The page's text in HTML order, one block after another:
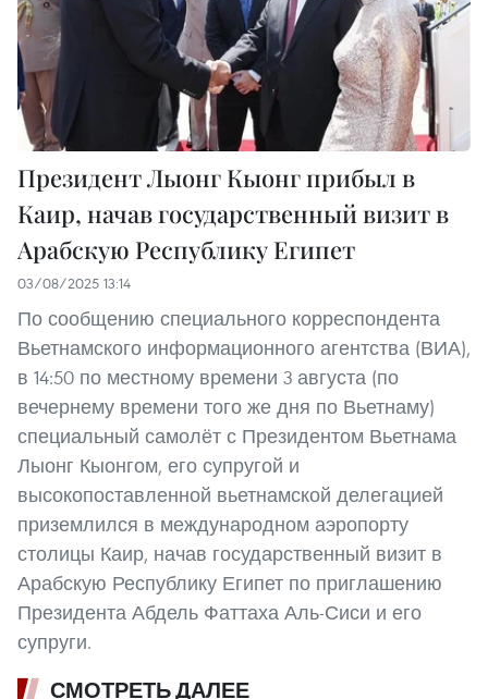
Президент Лыонг Кыонг прибыл в
Каир, начав государственный визит в
Арабскую Республику Египет
03/08/2025 13:14
По сообщению специального корреспондента
Вьетнамского информационного агентства (ВИА),
в 14:50 по местному времени 3 августа (по
вечернему времени того же дня по Вьетнаму)
специальный самолёт с Президентом Вьетнама
Лыонг Кыонгом, его супругой и
высокопоставленной вьетнамской делегацией
приземлился в международном аэропорту
столицы Каир, начав государственный визит в
Арабскую Республику Египет по приглашению
Президента Абдель Фаттаха Аль-Сиси и его
супруги.
СМОТРЕТЬ ДАЛЕЕ